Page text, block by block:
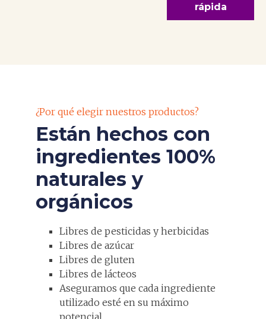
rápida
¿Por qué elegir nuestros productos?
Están hechos con
ingredientes 100%
naturales y
orgánicos
Libres de pesticidas y herbicidas
Libres de azúcar
Libres de gluten
Libres de lácteos
Aseguramos que cada ingrediente
utilizado esté en su máximo
potencial